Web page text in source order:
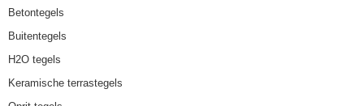
Betontegels
Buitentegels
H2O tegels
Keramische terrastegels